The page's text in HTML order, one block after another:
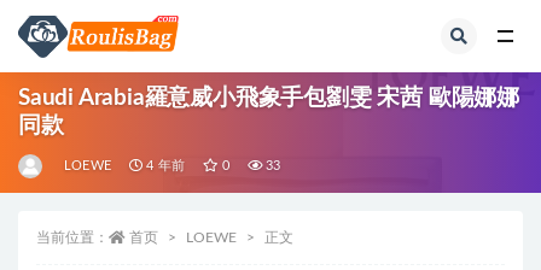
Saudi Arabia羅意威小飛象手包劉雯 宋茜 歐陽娜娜
同款
LOEWE 4 年前 0 33
当前位置： 首页 LOEWE 正文